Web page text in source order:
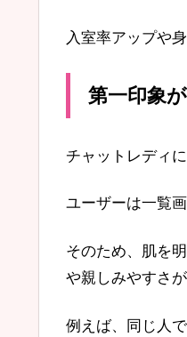
入室率アップや
第一印象
チャットレディ
ユーザーは一覧
そのため、肌を
や親しみやすさ
例えば、同じ人